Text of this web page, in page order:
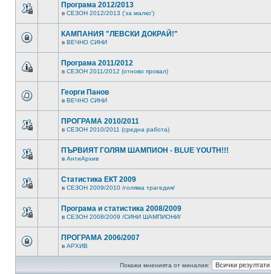
Програма 2012/2013
в СЕЗОН 2012/2013 ('за малко')
КАМПАНИЯ "ЛЕВСКИ ДОКРАЙ!"
в ВЕЧНО СИНИ
Програма 2011/2012
в СЕЗОН 2011/2012 (отново провал)
Георги Панов
в ВЕЧНО СИНИ
ПРОГРАМА 2010/2011
в СЕЗОН 2010/2011 (средна работа)
ПЪРВИЯТ ГОЛЯМ ШАМПИОН - BLUE YOUTH!!!
в АнтиАрхив
Статистика ЕКТ 2009
в СЕЗОН 2009/2010 /голяма трагедия/
Програма и статистика 2008/2009
в СЕЗОН 2008/2009 /СИНИ ШАМПИОНИ/
ПРОГРАМА 2006/2007
в АРХИВ
Покажи мненията от миналия: